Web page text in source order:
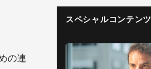
の連
スペシャルコンテンツ